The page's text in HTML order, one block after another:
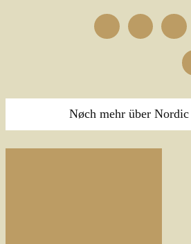
Nøch mehr über